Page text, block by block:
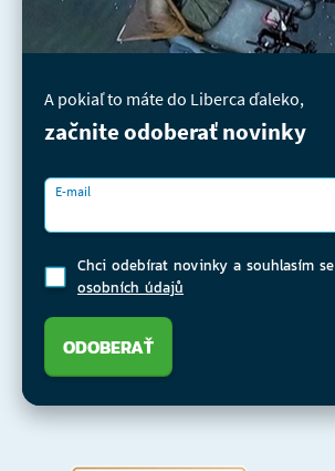
A pokiaľ to máte do Liberca ďaleko,
začnite odoberať novinky
E-mail
Chci odebírat novinky a souhlasím se
osobních údajů
ODOBERAŤ